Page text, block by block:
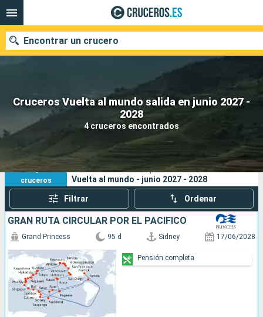
Cruceros Vuelta al mundo salida en junio 2027 -
2028
4 cruceros encontrados
Encontrar un crucero
Nuestros destinos
Fecha de salida
Puertos Compañías
Buscar
4
cruceros
Sus criterios de búsqueda:
Vuelta al mundo - junio 2027 - 2028
Filtrar Ordenar
GRAN RUTA CIRCULAR POR EL PACÍFICO
Grand Princess 95 d Sidney 17/06/2028
Pensión completa